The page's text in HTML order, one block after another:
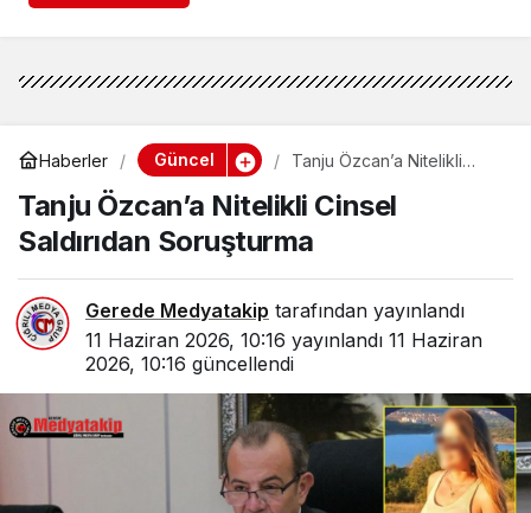
Haberler Güncel
Tanju Özcan’a Nitelikli
Soruşturma
Tanju Özcan’a Nitelikli Cinsel
Saldırıdan Soruşturma
Gerede Medyatakip tarafından yayınlandı
11 Haziran 2026, 10:16 yayınlandı 11 Haziran
2026, 10:16 güncellendi